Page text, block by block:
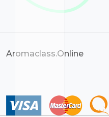
Aromaclass.Online